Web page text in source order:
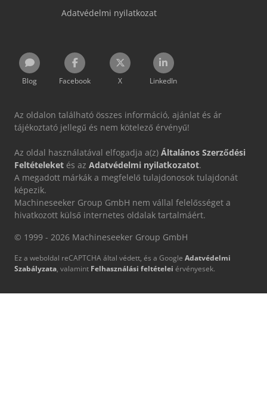
Adatvédelmi nyilatkozat
Blog Facebook X LinkedIn
Az oldalon található összes információ, ajánlat és ár
tájékoztató jellegű és nem kötelező érvényű!
Az oldal használatával elfogadja a(z) Általános Szerződési
Feltételeket és az Adatvédelmi nyilatkozatot.
A megadott márkák a megfelelő tulajdonosok tulajdonát
képezik.
Machineseeker Group GmbH nem vállal felelősséget a
hivatkozott külső internetes oldalak tartalmáért.
© 1999 - 2026 Machineseeker Group GmbH
Ez a weboldal reCAPTCHA által védett, és a Google Adatvédelmi
Szabályzata, valamint Felhasználási feltételei érvényesek.